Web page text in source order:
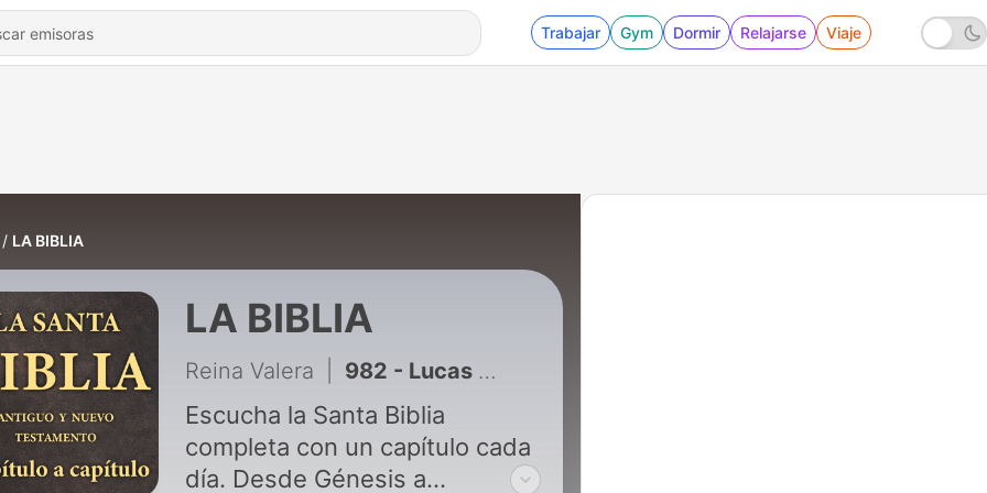
Trabajar Gym Dormir Relajarse Viaje
LA BIBLIA
LA BIBLIA
Reina Valera 982 - Lucas 9 - Misión de los doce discípulos · Muerte de Juan el Bautista · Alimentación de los cinco mil · La confesión de Pedro · Jesús anuncia su muerte · La transfiguración
Escucha la Santa Biblia
completa con un capítulo cada
día. Desde Génesis a